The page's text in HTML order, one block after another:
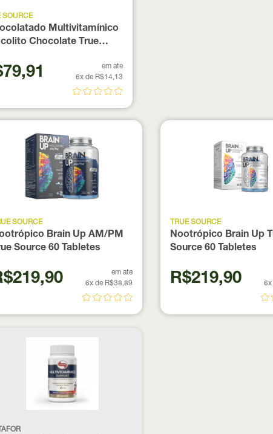
SOURCE
Multivitamínico
Chocolate True
em ate
6x de R$14,13
SOURCE
Brain Up AM/PM
Source 60 Tabletes
em ate
6x de R$38,89
TRUE SOURCE
Nootrópico Brain Up
Source 60 Tabletes
R$219,90
6x